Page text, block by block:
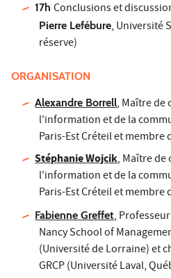
17hConclusions et
Pierre Lefébure, Université
réserve)
ORGANISATION
Alexandre Borrell, Maître de
l'information et de la
Paris-Est Créteil et membre
Stéphanie Wojcik, Maître de
l'information et de la
Paris-Est Créteil et membre
Fabienne Greffet,
Nancy School of
(Université de Lorraine) et
GRCP (Université Laval,